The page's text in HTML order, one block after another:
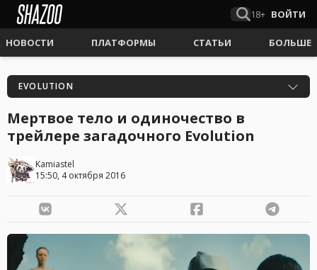
18+ ВОЙТИ
НОВОСТИ ПЛАТФОРМЫ СТАТЬИ БОЛЬШЕ
EVOLUTION
Мертвое тело и одиночество в
трейлере загадочного Evolution
Kamiastel
15:50, 4 октября 2016